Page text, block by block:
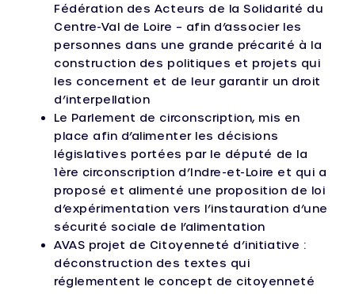
Fédération des Acteurs de la Solidarité du
Centre-Val de Loire – afin d’associer les
personnes dans une grande précarité à la
construction des politiques et projets qui
les concernent et de leur garantir un droit
d’interpellation
Le Parlement de circonscription, mis en
place afin d’alimenter les décisions
législatives portées par le député de la
1ère circonscription d’Indre-et-Loire et qui a
proposé et alimenté une proposition de loi
d’expérimentation vers l’instauration d’une
sécurité sociale de l’alimentation
AVAS projet de Citoyenneté d’initiative :
déconstruction des textes qui
réglementent le concept de citoyenneté